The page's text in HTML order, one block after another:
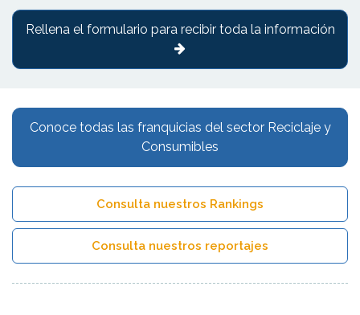
Conoce todas las franquicias del sector Reciclaje y
Consumibles
Consulta nuestros Rankings
Consulta nuestros reportajes